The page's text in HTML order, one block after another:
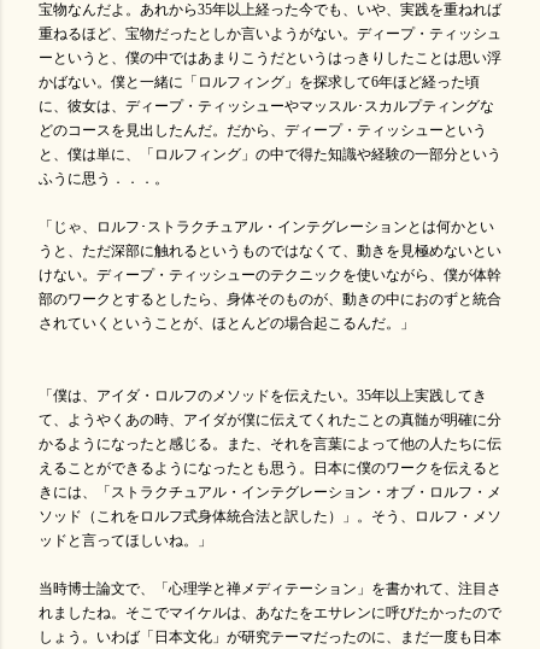
宝物なんだよ。あれから35年以上経った今でも、いや、実践を重ねれば
重ねるほど、宝物だったとしか言いようがない。ディープ・ティッシュ
ーというと、僕の中ではあまりこうだというはっきりしたことは思い浮
かばない。僕と一緒に「ロルフィング」を探求して6年ほど経った頃
に、彼女は、ディープ・ティッシューやマッスル･スカルプティングな
どのコースを見出したんだ。だから、ディープ・ティッシューという
と、僕は単に、「ロルフィング」の中で得た知識や経験の一部分という
ふうに思う．．．。
「じゃ、ロルフ･ストラクチュアル・インテグレーションとは何かとい
うと、ただ深部に触れるというものではなくて、動きを見極めないとい
けない。ディープ・ティッシューのテクニックを使いながら、僕が体幹
部のワークとするとしたら、身体そのものが、動きの中におのずと統合
されていくということが、ほとんどの場合起こるんだ。」
「僕は、アイダ・ロルフのメソッドを伝えたい。35年以上実践してき
て、ようやくあの時、アイダが僕に伝えてくれたことの真髄が明確に分
かるようになったと感じる。また、それを言葉によって他の人たちに伝
えることができるようになったとも思う。日本に僕のワークを伝えると
きには、「ストラクチュアル・インテグレーション・オブ・ロルフ・メ
ソッド（これをロルフ式身体統合法と訳した）」。そう、ロルフ・メソ
ッドと言ってほしいね。」
当時博士論文で、「心理学と禅メディテーション」を書かれて、注目さ
れましたね。そこでマイケルは、あなたをエサレンに呼びたかったので
しょう。いわば「日本文化」が研究テーマだったのに、まだ一度も日本